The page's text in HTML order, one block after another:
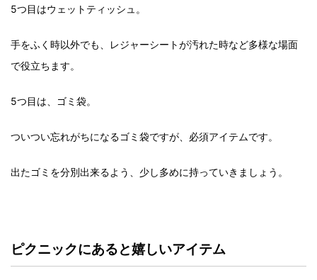
5つ目はウェットティッシュ。
手をふく時以外でも、レジャーシートが汚れた時など多様な場面
で役立ちます。
5つ目は、ゴミ袋。
ついつい忘れがちになるゴミ袋ですが、必須アイテムです。
出たゴミを分別出来るよう、少し多めに持っていきましょう。
ピクニックにあると嬉しいアイテム